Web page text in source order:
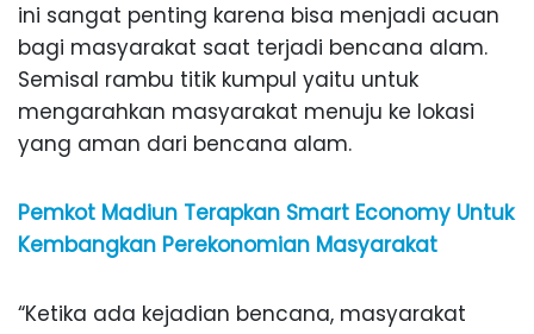
ini sangat penting karena bisa menjadi acuan
bagi masyarakat saat terjadi bencana alam.
Semisal rambu titik kumpul yaitu untuk
mengarahkan masyarakat menuju ke lokasi
yang aman dari bencana alam.
Pemkot Madiun Terapkan Smart Economy Untuk
Kembangkan Perekonomian Masyarakat
“Ketika ada kejadian bencana, masyarakat